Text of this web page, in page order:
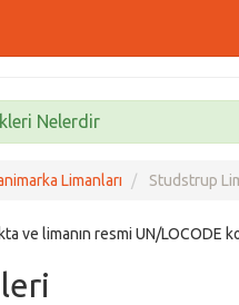
Nelerdir
Limanları Studstrup
limanın resmi UN/LOCODE